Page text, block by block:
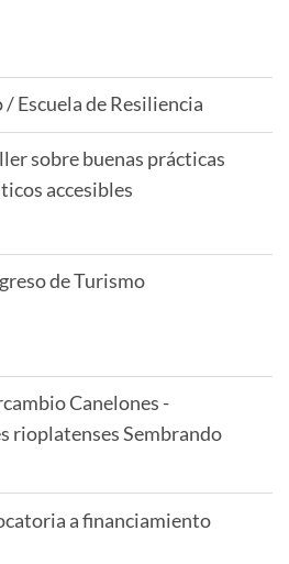
/ Escuela de Resiliencia
sobre buenas prácticas
accesibles
de Turismo
Canelones -
rioplatenses Sembrando
a financiamiento